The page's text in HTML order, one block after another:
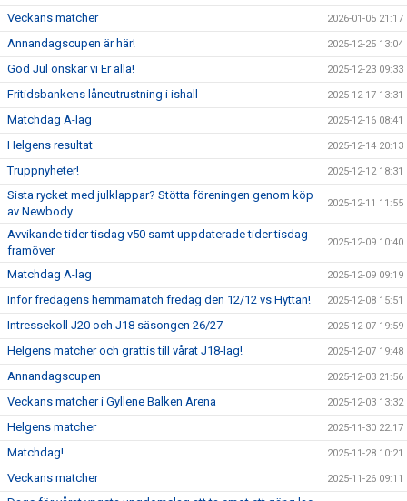
Veckans matcher 2026-01-05 21:17
Annandagscupen är här! 2025-12-25 13:04
God Jul önskar vi Er alla! 2025-12-23 09:33
Fritidsbankens låneutrustning i ishall 2025-12-17 13:31
Matchdag A-lag 2025-12-16 08:41
Helgens resultat 2025-12-14 20:13
Truppnyheter! 2025-12-12 18:31
Sista rycket med julklappar? Stötta föreningen genom köp
av Newbody
2025-12-11 11:55
Avvikande tider tisdag v50 samt uppdaterade tider tisdag
framöver
2025-12-09 10:40
Matchdag A-lag 2025-12-09 09:19
Inför fredagens hemmamatch fredag den 12/12 vs Hyttan! 2025-12-08 15:51
Intressekoll J20 och J18 säsongen 26/27 2025-12-07 19:59
Helgens matcher och grattis till vårat J18-lag! 2025-12-07 19:48
Annandagscupen 2025-12-03 21:56
Veckans matcher i Gyllene Balken Arena 2025-12-03 13:32
Helgens matcher 2025-11-30 22:17
Matchdag! 2025-11-28 10:21
Veckans matcher 2025-11-26 09:11